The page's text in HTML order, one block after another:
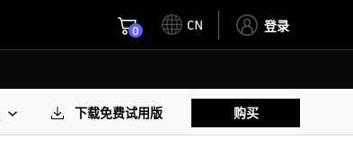
0 CN 登录
下载免费试用版 购买